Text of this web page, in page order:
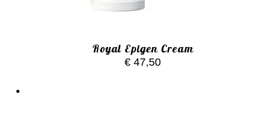
Royal Epigen Cream
€ 47,50